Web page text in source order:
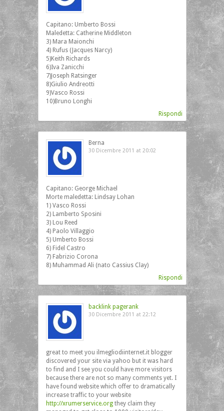
Capitano: Umberto Bossi
Maledetta: Catherine Middleton
3) Mara Maionchi
4) Rufus (Jacques Narcy)
5)Keith Richards
6)Iva Zanicchi
7)Joseph Ratsinger
8)Giulio Andreotti
9)Vasco Rossi
10)Bruno Longhi
Rispondi
Berna
30 Dicembre 2011 at 20:02
Capitano: George Michael
Morte maledetta: Lindsay Lohan
1) Vasco Rossi
2) Lamberto Sposini
3) Lou Reed
4) Paolo Villaggio
5) Umberto Bossi
6) Fidel Castro
7) Fabrizio Corona
8) Muhammad Ali (nato Cassius Clay)
Rispondi
backlink pagerank
30 Dicembre 2011 at 22:12
great to meet you ilmegliodiinternet.it blogger
discovered your site via yahoo but it was hard
to find and I see you could have more visitors
because there are not so many comments yet. I
have found website which offer to dramatically
increase traffic to your website
http://xrumerservice.orgthey claim they